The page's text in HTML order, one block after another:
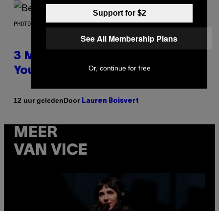
PHOTO BY KEVIN WINTER/GETTY IMAGES FOR RADIO DISNEY
3 Millennial Anthems That Make
You Think of Your Best Friend
12 uur geledenDoor Lauren Boisvert
MEER
VAN VICE
Support for $2
See All Membership Plans
Or, continue for free